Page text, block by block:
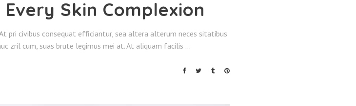
Skin Complexion
pri civibus consequat efficiantur, sea altera alterum neces sitatibus
zril cum, suas brute legimus mei at. At aliquam facilis